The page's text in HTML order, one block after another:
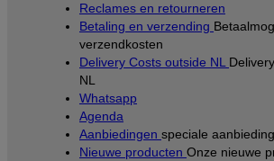
Reclames en retourneren
Betaling en verzending
verzendkosten
Delivery Costs outside NL
NL
Whatsapp
Agenda
Aanbiedingen speciale
Nieuwe producten Onze nieuwe